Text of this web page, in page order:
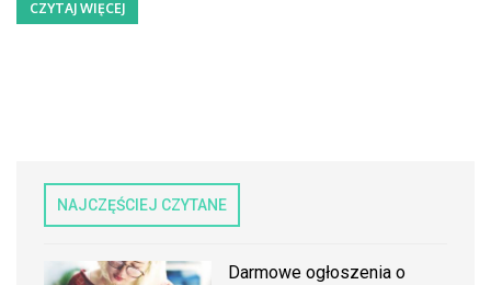
CZYTAJ WIĘCEJ
NAJCZĘŚCIEJ CZYTANE
Darmowe ogłoszenia o